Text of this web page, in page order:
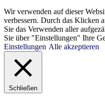
Wir verwenden auf dieser
verbessern. Durch das Klicken
Sie das Verwenden aller
Sie über "Einstellungen" Ihre
Einstellungen Alle akzeptieren
Schließen